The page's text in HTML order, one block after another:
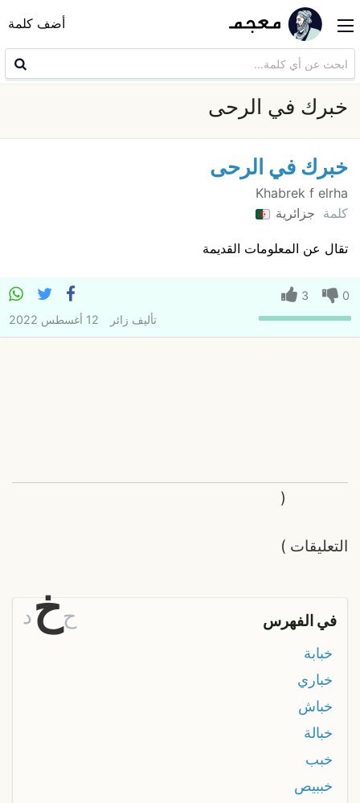
أضف كلمة
خبرك في الرحى
خبرك في الرحى
Khabrek f elrha
كلمة جزائرية
تقال عن المعلومات القديمة
0
3
تأليف زائر 12 أغسطس 2022
التعليقات
(
)
في الفهرس حخ د
خبابة
خباري
خباش
خبالة
خبب
خببيص